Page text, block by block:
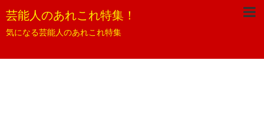
芸能人のあれこれ特集！
気になる芸能人のあれこれ特集